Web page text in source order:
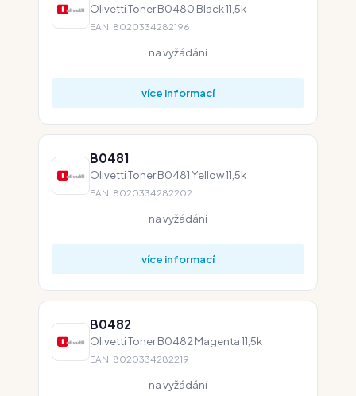
Olivetti Toner B0480 Black 11,5k
EAN: 8020334282196
na vyžádání
více informací
B0481
Olivetti Toner B0481 Yellow 11,5k
EAN: 8020334282202
na vyžádání
více informací
B0482
Olivetti Toner B0482 Magenta 11,5k
EAN: 8020334282219
na vyžádání